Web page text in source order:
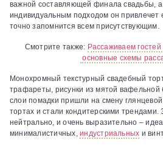
важной составляющей финала свадьбы,
индивидуальным подходом он
точно запомнится всем присутствующим.
Смотрите также: Рассаживаем
основные схемы
Монохромный текстурный свадебный
трафареты, рисунки из мятой вафельной
слои помадки пришли на смену
тортах и стали кондитерскими
нейтрально, и очень выразительно –
минималистичных,индустриальных и